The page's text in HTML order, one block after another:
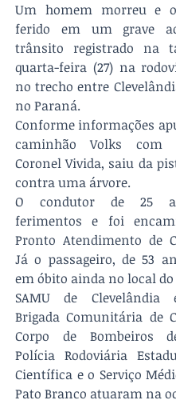
Um homem morreu e
ferido em um grave
trânsito registrado na
quarta-feira (27) na
no trecho entre
no Paraná.
Conforme informações
caminhão Volks com
Coronel Vivida, saiu da
contra uma árvore.
O condutor de 25
ferimentos e foi
Pronto Atendimento de
Já o passageiro, de 53
em óbito ainda no local
SAMU de Clevelândia
Brigada Comunitária de
Corpo de Bombeiros
Polícia Rodoviária
Científica e o Serviço
Pato Branco atuaram na